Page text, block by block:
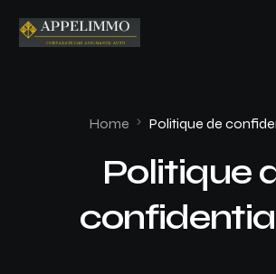
Home Politique de
Politique